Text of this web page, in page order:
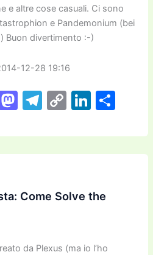
e altre cose casuali. Ci sono
e Pandemonium (bei
Buon divertimento :-)
12-28 19:16
M
st
o
o
T
e
gr
m
C
p
y
n
Li
k
e
n
C
n
di
Come Solve the
da Plexus (ma io l’ho